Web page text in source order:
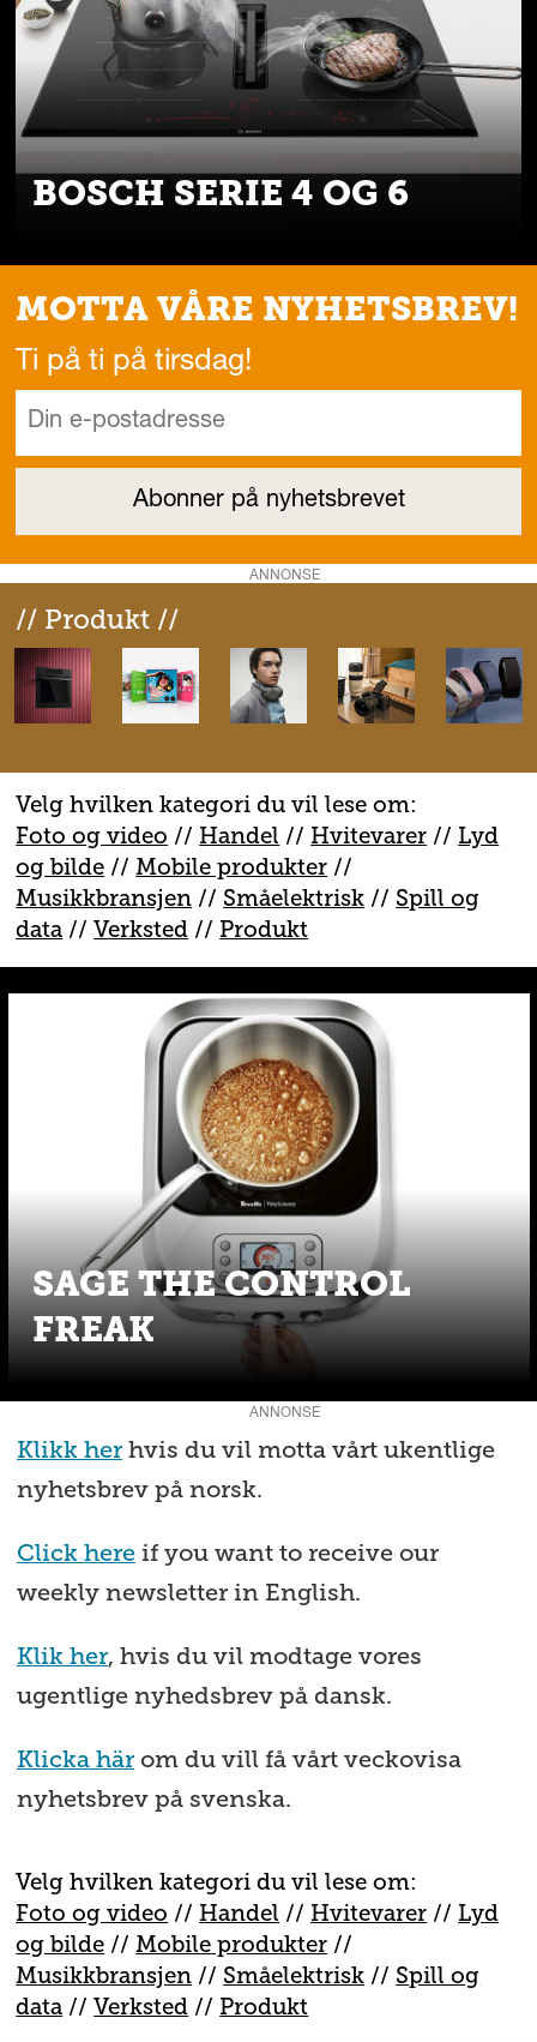
BOSCH SERIE 4 OG 6
MOTTA VÅRE NYHETSBREV!
Ti på ti på tirsdag!
ANNONSE
// Produkt //
Velg hvilken kategori du vil lese om:
Foto og video // Handel // Hvitevarer // Lyd
og bilde //Mobile produkter //
Musikkbransjen // Småelektrisk // Spill og
data //Verksted // Produkt
SAGE THE CONTROL
FREAK
ANNONSE
Klikk herhvis du vil motta vårt ukentlige
nyhetsbrev på norsk.
Click hereif you want to receive our
weekly newsletter in English.
Klik her, hvis du vil modtage vores
ugentlige nyhedsbrev på dansk.
Klicka härom du vill få vårt veckovisa
nyhetsbrev på svenska.
Velg hvilken kategori du vil lese om:
Foto og video // Handel // Hvitevarer // Lyd
og bilde //Mobile produkter //
Musikkbransjen // Småelektrisk // Spill og
data //Verksted // Produkt